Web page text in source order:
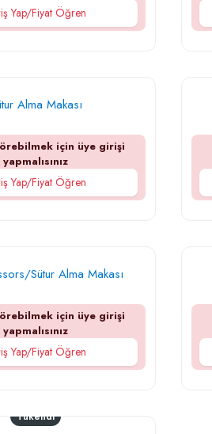
Yap/Fiyat Öğren
Alma Makası
için üye girişi
yapmalısınız
Yap/Fiyat Öğren
Sütur Alma Makası
için üye girişi
yapmalısınız
Yap/Fiyat Öğren
Tükendi